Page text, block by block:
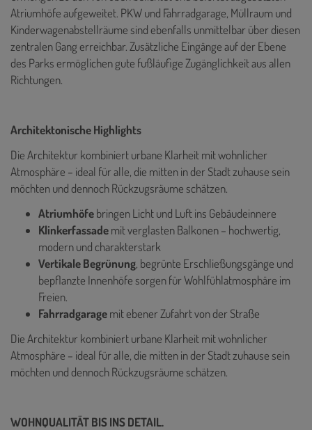
Atriumhöfe aufgeweitet. PKW und Fahrradgarage, Müllraum und
Kinderwagenabstellräume sind ebenfalls unmittelbar über diesen
zentralen Gang erreichbar. Zusätzliche Eingänge auf der Ebene
des Parks ermöglichen gute fußläufige Zugänglichkeit aus allen
Richtungen.
Architektonische Highlights
Die Architektur kombiniert urbane Klarheit mit wohnlicher
Atmosphäre – ideal für alle, die mitten in der Stadt zuhause sein
möchten und dennoch Rückzugsräume schätzen.
Atriumhöfebringen Licht und Luft ins Gebäudeinnere
Klinkerfassademit verglasten Balkonen – hochwertig,
modern und charakterstark
Vertikale Begrünung, begrünte Erschließungsgänge und
bepflanzte Innenhöfe sorgen für Wohlfühlatmosphäre im
Freien.
Fahrradgaragemit ebener Zufahrt von der Straße
Die Architektur kombiniert urbane Klarheit mit wohnlicher
Atmosphäre – ideal für alle, die mitten in der Stadt zuhause sein
möchten und dennoch Rückzugsräume schätzen.
WOHNQUALITÄT BIS INS DETAIL.